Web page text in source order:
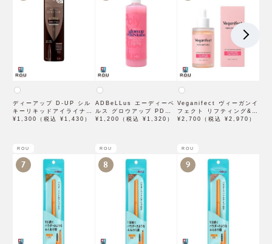
ディーアップ D-UP シル
キーリキッドアイライナー
WP ブラウンブラック
¥1,300（税込 ¥1,430）
ADBeLLus エーディーベ
ルス グロウアップ PDRN
ローション 500mL
¥1,200（税込 ¥1,320）
Veganifect ヴィーガンイ
フェクト リフティング&バ
ランシング フィグチェス
¥2,700（税込 ¥2,970）
ROU
7
ROU
8
ROU
9